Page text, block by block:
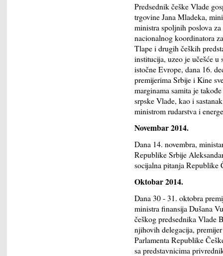
Predsednik češke Vlade
trgovine Jana Mladeka,
ministra spoljnih poslova
nacionalnog koordinatora
Tlape i drugih čeških
institucija, uzeo je učešće
istočne Evrope, dana 16.
premijerima Srbije i Kine
marginama samita je
srpske Vlade, kao i
ministrom rudarstva i
Novembar 2014.
Dana 14. novembra,
Republike Srbije
socijalna pitanja Republike
Oktobar 2014.
Dana 30 - 31. oktobra
ministra finansija Dušana
češkog predsednika Vlade
njihovih delegacija,
Parlamenta Republike
sa predstavnicima